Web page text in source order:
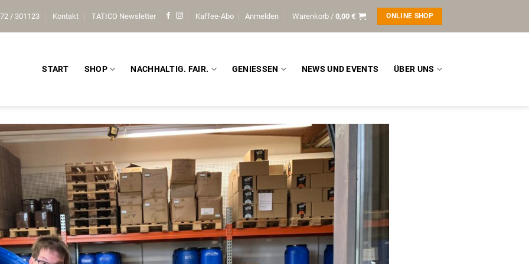
/ 301123 Kontakt TATICO Newsletter Kaffee-Abo Anmelden Warenkorb / 0,00 € ONLINE SHOP
START SHOP NACHHALTIG. FAIR. GENIESSEN NEWS UND EVENTS ÜBER UNS